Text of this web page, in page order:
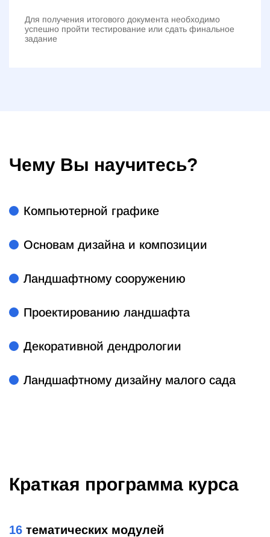
Для получения итогового документа необходимо
успешно пройти тестирование или сдать финальное
задание
Чему Вы научитесь?
Компьютерной графике
Основам дизайна и композиции
Ландшафтному сооружению
Проектированию ландшафта
Декоративной дендрологии
Ландшафтному дизайну малого сада
Краткая программа курса
16 тематических модулей